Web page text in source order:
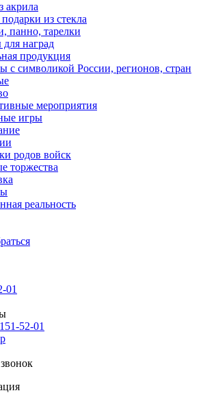
акрила
из стекла
панно, тарелки
наград
продукция
с символикой России, регионов, стран
мероприятия
игры
родов войск
торжества
реальность
01
52-01